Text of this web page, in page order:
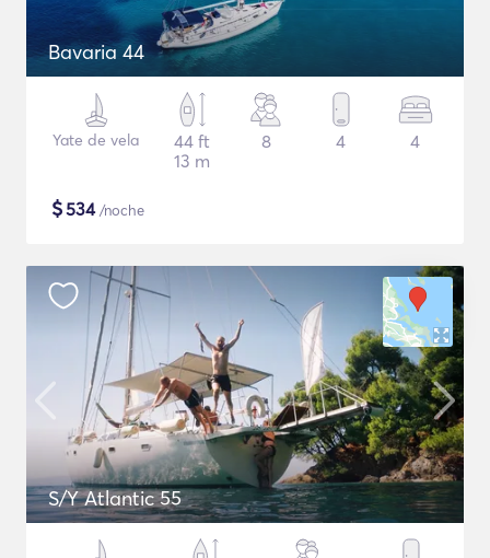
Bavaria 44
Yate de vela
44 ft
13 m
8 4 4
$534/noche
S/Y Atlantic 55